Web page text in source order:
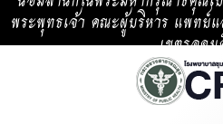
พระพุทธเจ้า คณะผู้บริหาร แพทย์
เขตรอุด